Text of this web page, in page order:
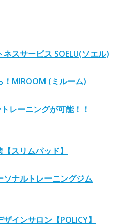
スサービス SOELU(ソエル)
MIROOM (ミルーム)
レーニングが可能！！
スリムパッド】
ナルトレーニングジム
インサロン【POLICY】